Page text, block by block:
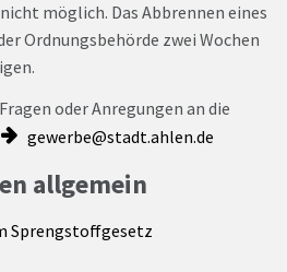
möglich. Das Abbrennen eines
Ordnungsbehörde zwei Wochen
oder Anregungen an die
gewerbe@stadt.ahlen.de
allgemein
Sprengstoffgesetz